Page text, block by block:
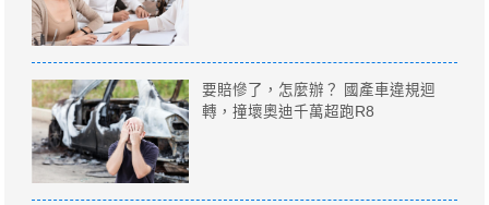
要賠慘了，怎麼辦？ 國產車違規迴
轉，撞壞奧迪千萬超跑R8